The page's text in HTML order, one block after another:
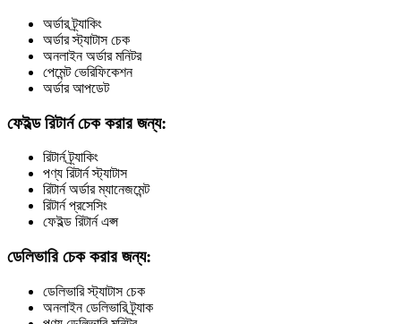
অর্ডার ট্র্যাকিং
অর্ডার স্ট্যাটাস চেক
অনলাইন অর্ডার মনিটর
পেমেন্ট ভেরিফিকেশন
অর্ডার আপডেট
ফেইল্ড রিটার্ন চেক করার জন্য:
রিটার্ন ট্র্যাকিং
পণ্য রিটার্ন স্ট্যাটাস
রিটার্ন অর্ডার ম্যানেজমেন্ট
রিটার্ন প্রসেসিং
ফেইল্ড রিটার্ন এপ্স
ডেলিভারি চেক করার জন্য:
ডেলিভারি স্ট্যাটাস চেক
অনলাইন ডেলিভারি ট্র্যাক